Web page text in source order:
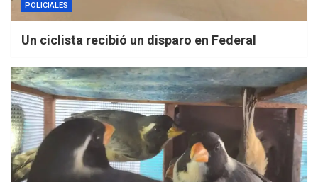
POLICIALES
Un ciclista recibió un disparo en Federal